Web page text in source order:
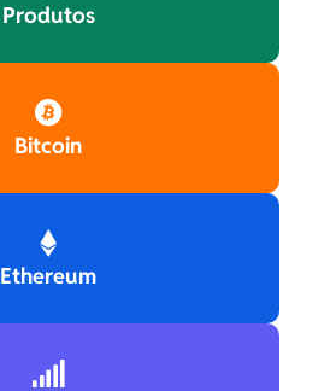
Produtos

Bitcoin

Ethereum
